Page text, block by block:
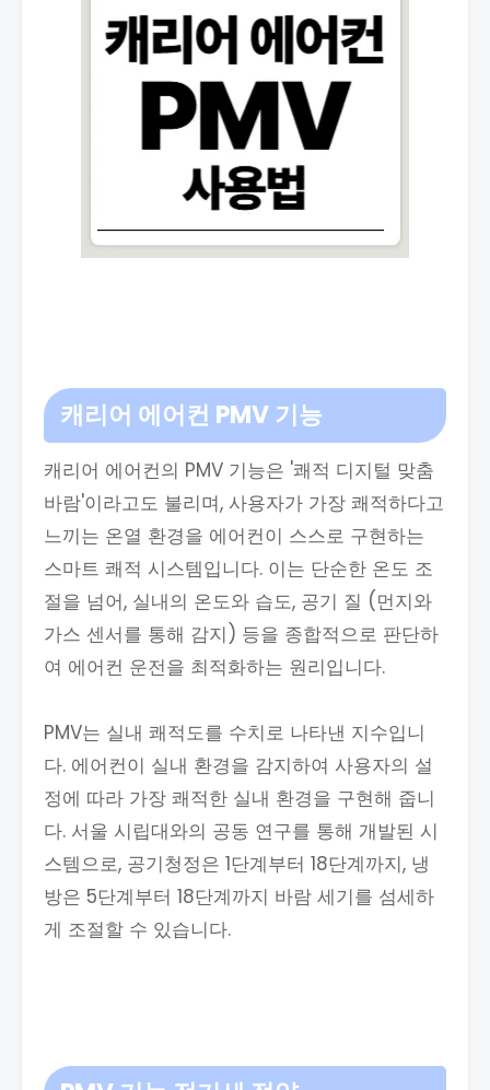
캐리어 에어컨 PMV 기능
캐리어 에어컨의 PMV 기능은 '쾌적 디지털 맞춤
바람'이라고도 불리며, 사용자가 가장 쾌적하다고
느끼는 온열 환경을 에어컨이 스스로 구현하는
스마트 쾌적 시스템입니다. 이는 단순한 온도 조
절을 넘어, 실내의 온도와 습도, 공기 질 (먼지와
가스 센서를 통해 감지) 등을 종합적으로 판단하
여 에어컨 운전을 최적화하는 원리입니다.
PMV는 실내 쾌적도를 수치로 나타낸 지수입니
다. 에어컨이 실내 환경을 감지하여 사용자의 설
정에 따라 가장 쾌적한 실내 환경을 구현해 줍니
다. 서울 시립대와의 공동 연구를 통해 개발된 시
스템으로, 공기청정은 1단계부터 18단계까지, 냉
방은 5단계부터 18단계까지 바람 세기를 섬세하
게 조절할 수 있습니다.